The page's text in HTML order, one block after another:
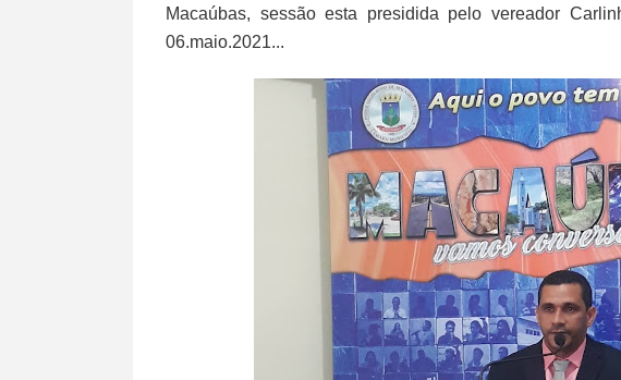
Macaúbas, sessão esta presidida pelo vereador
06.maio.2021...